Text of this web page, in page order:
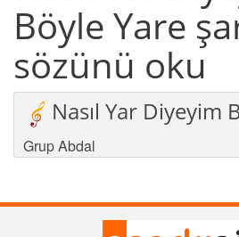
Böyle Yare
sözünü oku
Nasıl Yar Diyeyim
Grup Abdal